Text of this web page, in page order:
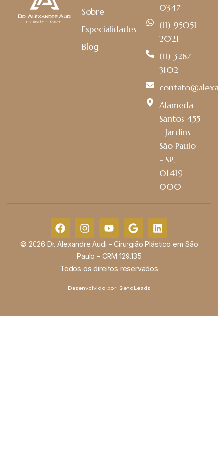
Sobre
Especialidades
Blog
0347
(11) 95051-
2021
(11) 3287-
3102
Alameda
Santos 455
- Jardins
São Paulo
- SP,
01419-
000
© 2026 Dr. Alexandre Audi – Cirurgião Plástico em São
Paulo – CRM 129.135
Todos os direitos reservados
Desenvolvido por: SendLeads